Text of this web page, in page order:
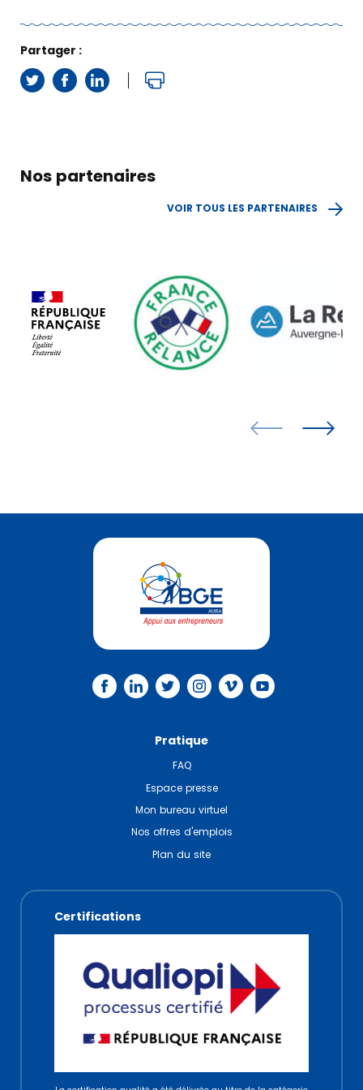
Actus
& agenda
Partager :
Nos partenaires
VOIR TOUS LES PARTENAIRES
Pratique
FAQ
Espace presse
Mon bureau virtuel
Nos offres d'emplois
Plan du site
Certifications